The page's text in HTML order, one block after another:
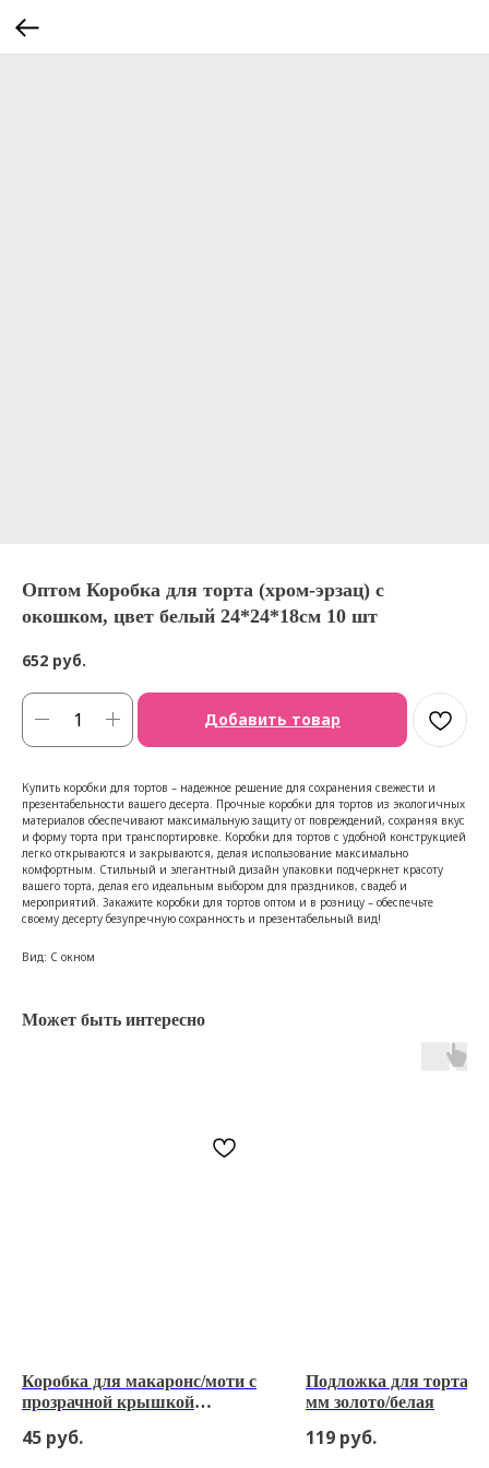
Оптом Коробка для торта (хром-эрзац) с
окошком, цвет белый 24*24*18см 10 шт
652 руб.
Добавить товар
Купить коробки для тортов – надежное решение для сохранения свежести и
презентабельности вашего десерта. Прочные коробки для тортов из экологичных
материалов обеспечивают максимальную защиту от повреждений, сохраняя вкус
и форму торта при транспортировке. Коробки для тортов с удобной конструкцией
легко открываются и закрываются, делая использование максимально
комфортным. Стильный и элегантный дизайн упаковки подчеркнет красоту
вашего торта, делая его идеальным выбором для праздников, свадеб и
мероприятий. Закажите коробки для тортов оптом и в розницу – обеспечьте
своему десерту безупречную сохранность и презентабельный вид!
Вид: С окном
Может быть интересно
Коробка для макаронс/моти с
прозрачной крышкой
45 руб.
Подложка для торта
мм золото/белая
119 руб.